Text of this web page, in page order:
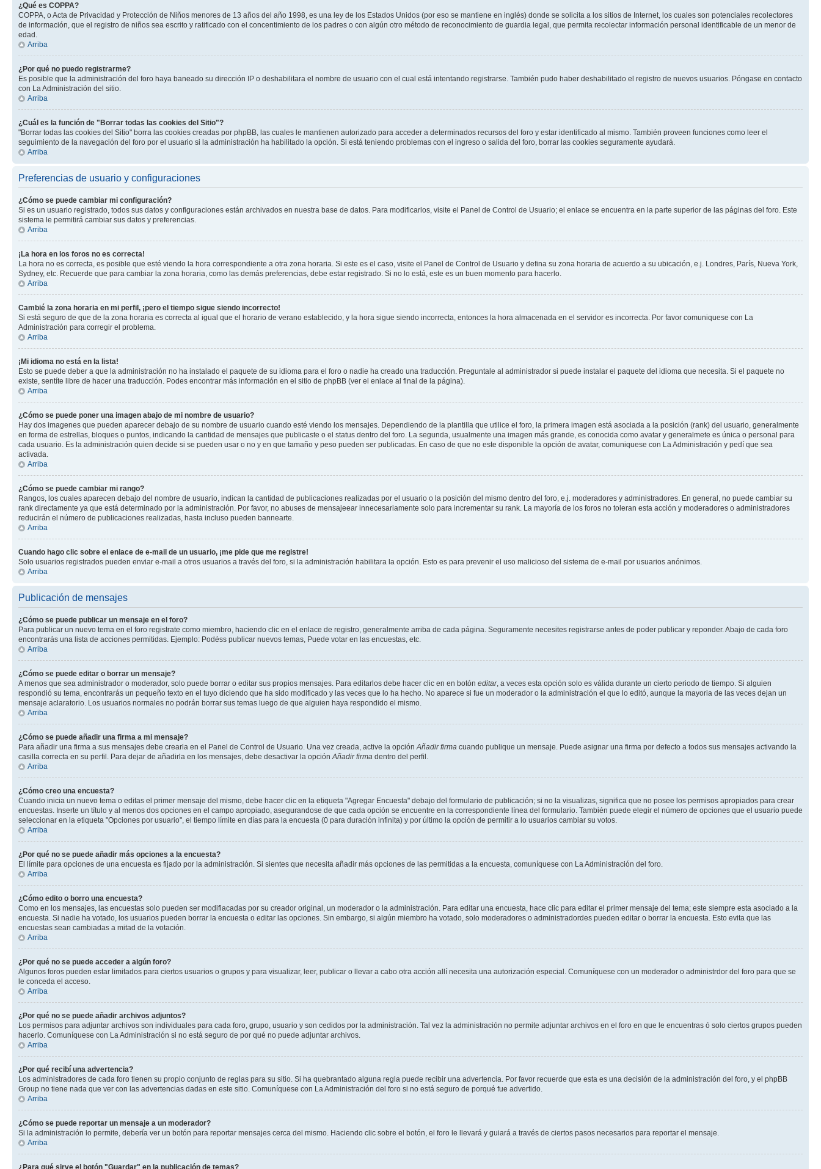
¿Qué es COPPA?
COPPA, o Acta de Privacidad y Protección de Niños menores de 13 años del año 1998, es una ley de los Estados Unidos (por eso se mantiene en inglés) donde se solicita a los sitios de Internet, los cuales son potenciales recolectores
de información, que el registro de niños sea escrito y ratificado con el concentimiento de los padres o con algún otro método de reconocimiento de guardia legal, que permita recolectar información personal identificable de un menor de
edad.
Arriba
¿Por qué no puedo registrarme?
Es posible que la administración del foro haya baneado su dirección IP o deshabilitara el nombre de usuario con el cual está intentando registrarse. También pudo haber deshabilitado el registro de nuevos usuarios. Póngase en contacto
con La Administración del sitio.
Arriba
¿Cuál es la función de "Borrar todas las cookies del Sitio"?
"Borrar todas las cookies del Sitio" borra las cookies creadas por phpBB, las cuales le mantienen autorizado para acceder a determinados recursos del foro y estar identificado al mismo. También proveen funciones como leer el
seguimiento de la navegación del foro por el usuario si la administración ha habilitado la opción. Si está teniendo problemas con el ingreso o salida del foro, borrar las cookies seguramente ayudará.
Arriba
Preferencias de usuario y configuraciones
¿Cómo se puede cambiar mi configuración?
Si es un usuario registrado, todos sus datos y configuraciones están archivados en nuestra base de datos. Para modificarlos, visite el Panel de Control de Usuario; el enlace se encuentra en la parte superior de las páginas del foro. Este
sistema le permitirá cambiar sus datos y preferencias.
Arriba
¡La hora en los foros no es correcta!
La hora no es correcta, es posible que esté viendo la hora correspondiente a otra zona horaria. Si este es el caso, visite el Panel de Control de Usuario y defina su zona horaria de acuerdo a su ubicación, e.j. Londres, París, Nueva York,
Sydney, etc. Recuerde que para cambiar la zona horaria, como las demás preferencias, debe estar registrado. Si no lo está, este es un buen momento para hacerlo.
Arriba
Cambié la zona horaria en mi perfil, ¡pero el tiempo sigue siendo incorrecto!
Si está seguro de que de la zona horaria es correcta al igual que el horario de verano establecido, y la hora sigue siendo incorrecta, entonces la hora almacenada en el servidor es incorrecta. Por favor comuniquese con La
Administración para corregir el problema.
Arriba
¡Mi idioma no está en la lista!
Esto se puede deber a que la administración no ha instalado el paquete de su idioma para el foro o nadie ha creado una traducción. Preguntale al administrador si puede instalar el paquete del idioma que necesita. Si el paquete no
existe, sentíte libre de hacer una traducción. Podes encontrar más información en el sitio de phpBB (ver el enlace al final de la página).
Arriba
¿Cómo se puede poner una imagen abajo de mi nombre de usuario?
Hay dos imagenes que pueden aparecer debajo de su nombre de usuario cuando esté viendo los mensajes. Dependiendo de la plantilla que utilice el foro, la primera imagen está asociada a la posición (rank) del usuario, generalmente
en forma de estrellas, bloques o puntos, indicando la cantidad de mensajes que publicaste o el status dentro del foro. La segunda, usualmente una imagen más grande, es conocida como avatar y generalmete es única o personal para
cada usuario. Es la administración quien decide si se pueden usar o no y en que tamaño y peso pueden ser publicadas. En caso de que no este disponible la opción de avatar, comuniquese con La Administración y pedí que sea
activada.
Arriba
¿Cómo se puede cambiar mi rango?
Rangos, los cuales aparecen debajo del nombre de usuario, indican la cantidad de publicaciones realizadas por el usuario o la posición del mismo dentro del foro, e.j. moderadores y administradores. En general, no puede cambiar su
rank directamente ya que está determinado por la administración. Por favor, no abuses de mensajeear innecesariamente solo para incrementar su rank. La mayoría de los foros no toleran esta acción y moderadores o administradores
reducirán el número de publicaciones realizadas, hasta incluso pueden bannearte.
Arriba
Cuando hago clic sobre el enlace de e-mail de un usuario, ¡me pide que me registre!
Solo usuarios registrados pueden enviar e-mail a otros usuarios a través del foro, si la administración habilitara la opción. Esto es para prevenir el uso malicioso del sistema de e-mail por usuarios anónimos.
Arriba
Publicación de mensajes
¿Cómo se puede publicar un mensaje en el foro?
Para publicar un nuevo tema en el foro registrate como miembro, haciendo clic en el enlace de registro, generalmente arriba de cada página. Seguramente necesites registrarse antes de poder publicar y reponder. Abajo de cada foro
encontrarás una lista de acciones permitidas. Ejemplo: Podéss publicar nuevos temas, Puede votar en las encuestas, etc.
Arriba
¿Cómo se puede editar o borrar un mensaje?
A menos que sea administrador o moderador, solo puede borrar o editar sus propios mensajes. Para editarlos debe hacer clic en en botón editar, a veces esta opción solo es válida durante un cierto periodo de tiempo. Si alguien
respondió su tema, encontrarás un pequeño texto en el tuyo diciendo que ha sido modificado y las veces que lo ha hecho. No aparece si fue un moderador o la administración el que lo editó, aunque la mayoria de las veces dejan un
mensaje aclaratorio. Los usuarios normales no podrán borrar sus temas luego de que alguien haya respondido el mismo.
Arriba
¿Cómo se puede añadir una firma a mi mensaje?
Para añadir una firma a sus mensajes debe crearla en el Panel de Control de Usuario. Una vez creada, active la opción Añadir firma cuando publique un mensaje. Puede asignar una firma por defecto a todos sus mensajes activando la
casilla correcta en su perfil. Para dejar de añadirla en los mensajes, debe desactivar la opción Añadir firma dentro del perfil.
Arriba
¿Cómo creo una encuesta?
Cuando inicia un nuevo tema o editas el primer mensaje del mismo, debe hacer clic en la etiqueta "Agregar Encuesta" debajo del formulario de publicación; si no la visualizas, significa que no posee los permisos apropiados para crear
encuestas. Inserte un título y al menos dos opciones en el campo apropiado, asegurandose de que cada opción se encuentre en la correspondiente línea del formulario. También puede elegir el número de opciones que el usuario puede
seleccionar en la etiqueta "Opciones por usuario", el tiempo límite en días para la encuesta (0 para duración infinita) y por último la opción de permitir a lo usuarios cambiar su votos.
Arriba
¿Por qué no se puede añadir más opciones a la encuesta?
El límite para opciones de una encuesta es fijado por la administración. Si sientes que necesita añadir más opciones de las permitidas a la encuesta, comuníquese con La Administración del foro.
Arriba
¿Cómo edito o borro una encuesta?
Como en los mensajes, las encuestas solo pueden ser modifiacadas por su creador original, un moderador o la administración. Para editar una encuesta, hace clic para editar el primer mensaje del tema; este siempre esta asociado a la
encuesta. Si nadie ha votado, los usuarios pueden borrar la encuesta o editar las opciones. Sin embargo, si algún miembro ha votado, solo moderadores o administradordes pueden editar o borrar la encuesta. Esto evita que las
encuestas sean cambiadas a mitad de la votación.
Arriba
¿Por qué no se puede acceder a algún foro?
Algunos foros pueden estar limitados para ciertos usuarios o grupos y para visualizar, leer, publicar o llevar a cabo otra acción allí necesita una autorización especial. Comuníquese con un moderador o administrdor del foro para que se
le conceda el acceso.
Arriba
¿Por qué no se puede añadir archivos adjuntos?
Los permisos para adjuntar archivos son individuales para cada foro, grupo, usuario y son cedidos por la administración. Tal vez la administración no permite adjuntar archivos en el foro en que le encuentras ó solo ciertos grupos pueden
hacerlo. Comuníquese con La Administración si no está seguro de por qué no puede adjuntar archivos.
Arriba
¿Por qué recibí una advertencia?
Los administradores de cada foro tienen su propio conjunto de reglas para su sitio. Si ha quebrantado alguna regla puede recibir una advertencia. Por favor recuerde que esta es una decisión de la administración del foro, y el phpBB
Group no tiene nada que ver con las advertencias dadas en este sitio. Comuníquese con La Administración del foro si no está seguro de porqué fue advertido.
Arriba
¿Cómo se puede reportar un mensaje a un moderador?
Si la administración lo permite, debería ver un botón para reportar mensajes cerca del mismo. Haciendo clic sobre el botón, el foro le llevará y guiará a través de ciertos pasos necesarios para reportar el mensaje.
Arriba
¿Para qué sirve el botón "Guardar" en la publicación de temas?